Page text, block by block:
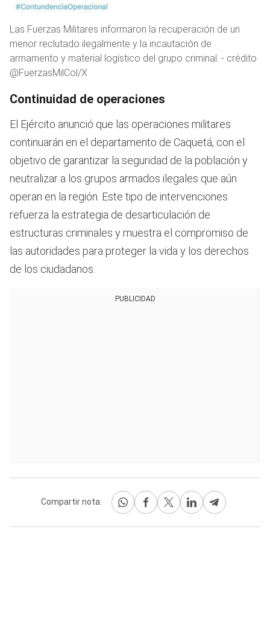
Las Fuerzas Militares informaron la recuperación de un
menor reclutado ilegalmente y la incautación de
armamento y material logístico del grupo criminal. - crédito
@FuerzasMilCol/X
Continuidad de operaciones
El Ejército anunció que las operaciones militares
continuarán en el departamento de Caquetá, con el
objetivo de garantizar la seguridad de la población y
neutralizar a los grupos armados ilegales que aún
operan en la región. Este tipo de intervenciones
refuerza la estrategia de desarticulación de
estructuras criminales y muestra el compromiso de
las autoridades para proteger la vida y los derechos
de los ciudadanos.
PUBLICIDAD
Compartir nota: